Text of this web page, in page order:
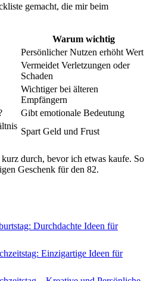
gemacht, die mir beim
Warum wichtig
Persönlicher Nutzen erhöht Wert
Vermeidet Verletzungen oder
Schaden
Wichtiger bei älteren
Empfängern
Gibt emotionale Bedeutung
Spart Geld und Frust
durch, bevor ich etwas kaufe. So
Geschenk für den 82.
Durchdachte Ideen für
Einzigartige Ideen für